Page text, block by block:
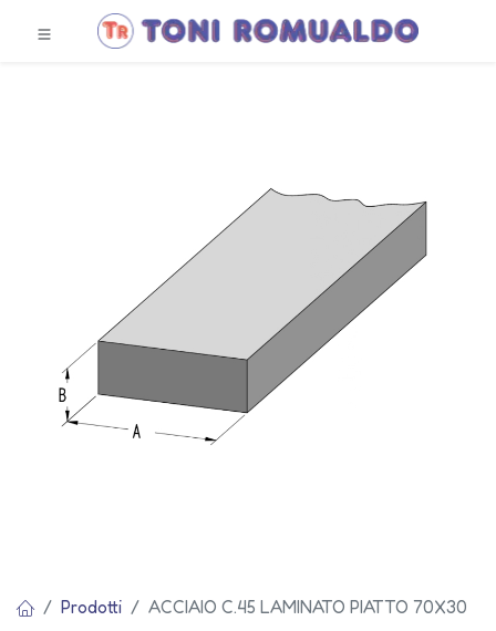
Prodotti ACCIAIO C.45 LAMINATO PIATTO 70X30